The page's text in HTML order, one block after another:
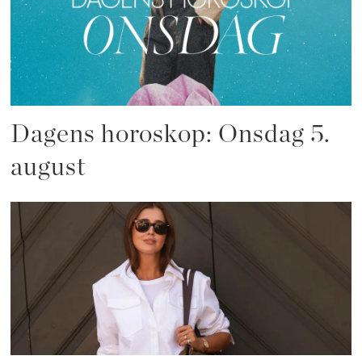
Dagens horoskop: Onsdag 5.
august